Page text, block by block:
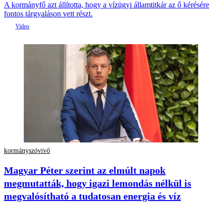
A kormányfő azt állította, hogy a vízügyi államtitkár az ő kérésére
fontos tárgyaláson vett részt.
kormányszóvivő
Magyar Péter szerint az elmúlt napok
megmutatták, hogy igazi lemondás nélkül is
megvalósítható a tudatosan energia és víz